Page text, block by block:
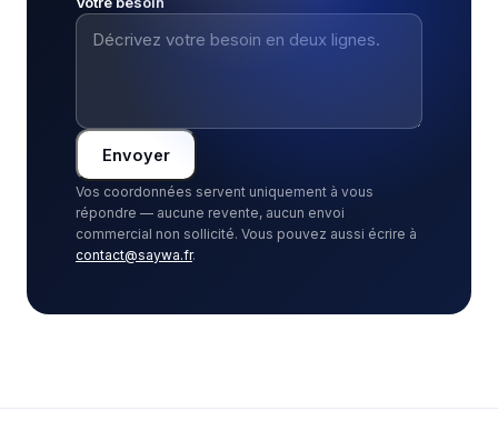
Envoyer
Vos coordonnées servent uniquement à vous
répondre — aucune revente, aucun envoi
commercial non sollicité. Vous pouvez aussi écrire à
contact@saywa.fr.